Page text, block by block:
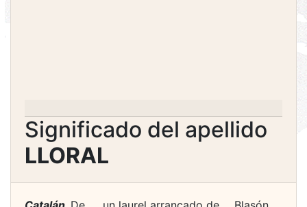
Significado del apellido
LLORAL